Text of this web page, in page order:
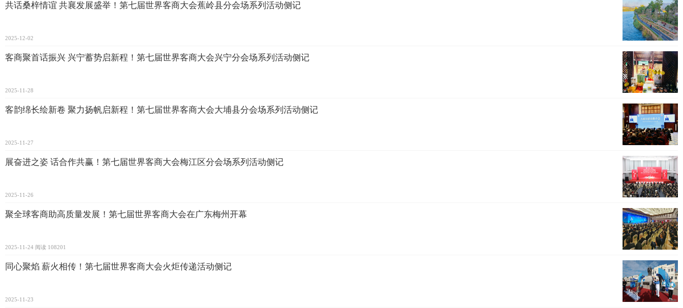
共话桑梓情谊 共襄发展盛举！第七届世界客商大会蕉岭县分会场系列活动侧记
2025-12-02
客商聚首话振兴 兴宁蓄势启新程！第七届世界客商大会兴宁分会场系列活动侧记
2025-11-28
客韵绵长绘新卷 聚力扬帆启新程！第七届世界客商大会大埔县分会场系列活动侧记
2025-11-27
展奋进之姿 话合作共赢！第七届世界客商大会梅江区分会场系列活动侧记
2025-11-26
聚全球客商助高质量发展！第七届世界客商大会在广东梅州开幕
2025-11-24 阅读 108201
同心聚焰 薪火相传！第七届世界客商大会火炬传递活动侧记
2025-11-23